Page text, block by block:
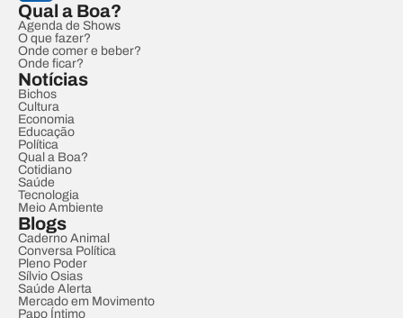
Qual a Boa?
Agenda de Shows
O que fazer?
Onde comer e beber?
Onde ficar?
Notícias
Bichos
Cultura
Economia
Educação
Política
Qual a Boa?
Cotidiano
Saúde
Tecnologia
Meio Ambiente
Blogs
Caderno Animal
Conversa Política
Pleno Poder
Sílvio Osias
Saúde Alerta
Mercado em Movimento
Papo Íntimo